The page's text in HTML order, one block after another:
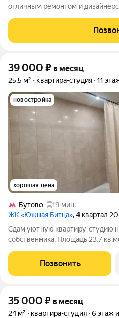
отличным ремонтом и
человека) с гражданством и
Кухня-гостиная - Совмещенный
39 000 ₽ в месяц
25,5 м² квартира-студия 11
новостройка
хорошая цена
Бутово
19 мин.
ЖК «Южная Битца», 4 квартал
Сдам уютную квартиру-студию
собственника. Площадь 23,7 кв.метров. Этаж 11. Квартира
остановки. Есть все для
шкаф, стол, стулья. Также есть
Позвонить
35 000 ₽ в месяц
24 м² квартира-студия 6 этаж